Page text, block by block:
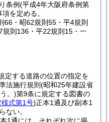
条例(平成4年大阪府条例第
を定める。
66・昭62規則55・平4規則
則136・平22規則15・一
定する道路の位置の指定を
法施行規則 (昭和25年建設省
。)第9条に規定する図書の
様式第1号)正本1通及び副本1
ない。